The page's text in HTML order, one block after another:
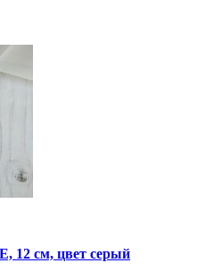
12 см, цвет серый